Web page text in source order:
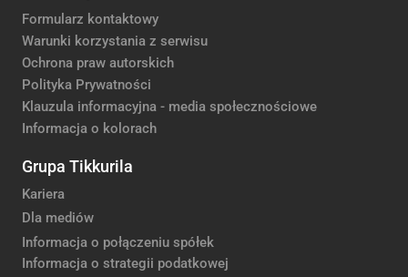
Formularz kontaktowy
Warunki korzystania z serwisu
Ochrona praw autorskich
Polityka Prywatności
Klauzula informacyjna - media społecznościowe
Informacja o kolorach
Grupa Tikkurila
Kariera
Dla mediów
Informacja o połączeniu spółek
Informacja o strategii podatkowej